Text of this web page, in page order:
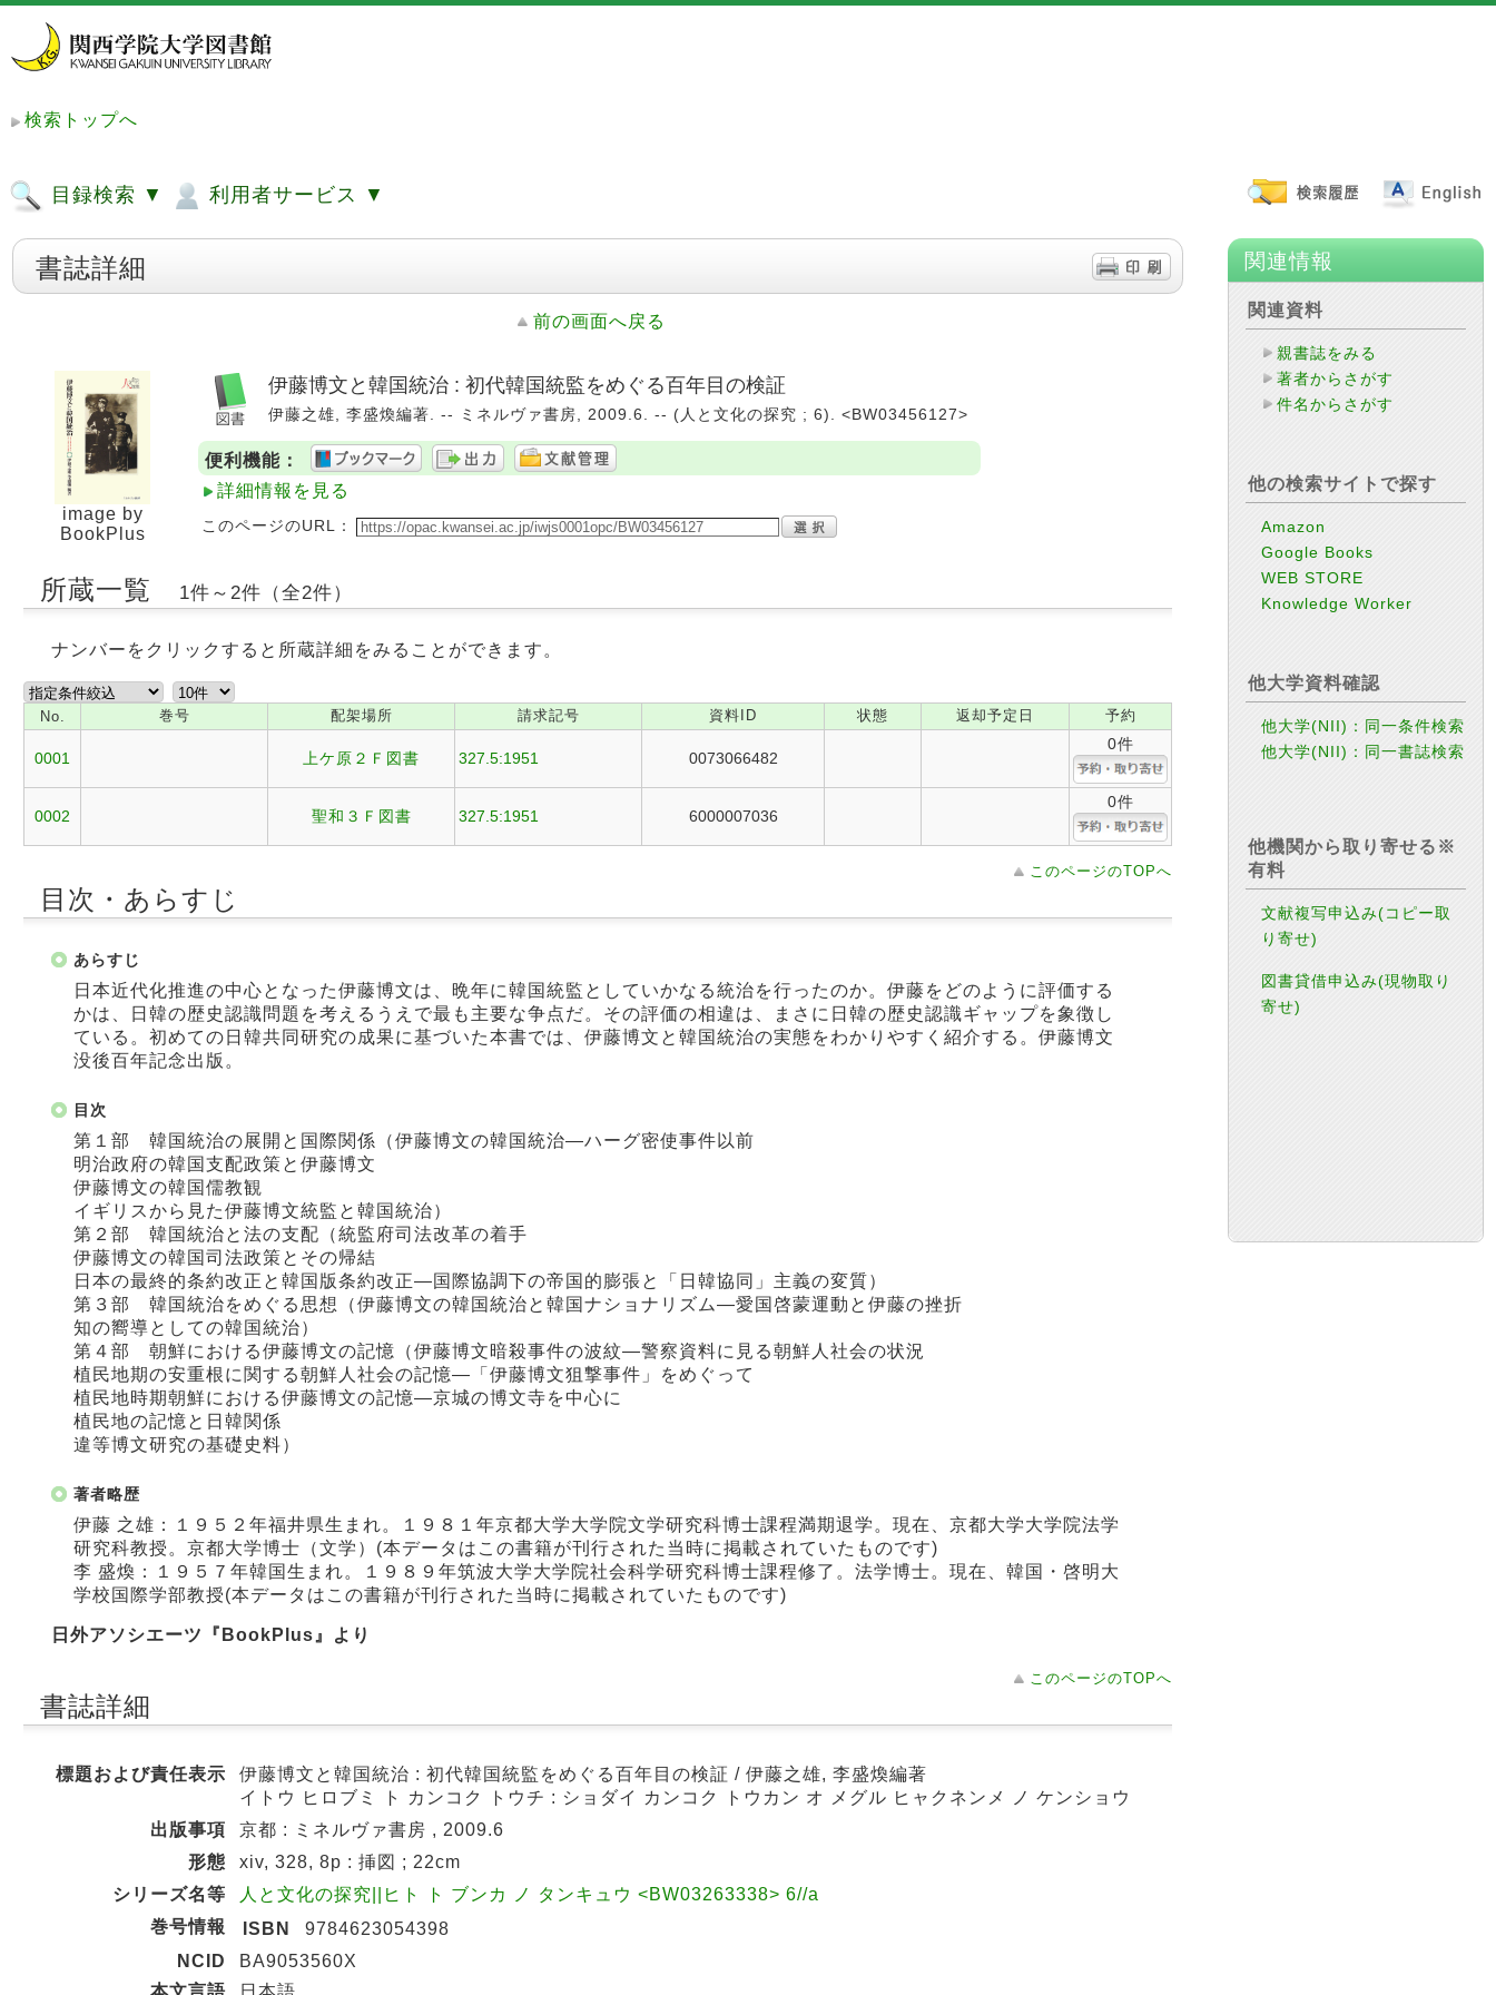
検索トップへ
目録検索 ▼ 利用者サービス ▼
書誌詳細
前の画面へ戻る
image by
BookPlus
伊藤博文と韓国統治 : 初代韓国統監をめぐる百年目の検証
伊藤之雄, 李盛煥編著. -- ミネルヴァ書房, 2009.6. -- (人と文化の探究 ; 6). <BW03456127>
便利機能：
詳細情報を見る
このページのURL：
所蔵一覧 1件～2件（全2件）
ナンバーをクリックすると所蔵詳細をみることができます。
No. 巻号 配架場所 請求記号 資料ID 状態 返却予定日 予約
0001 上ケ原２Ｆ図書 327.5:1951 0073066482
0件
0002 聖和３Ｆ図書 327.5:1951 6000007036
0件
このページのTOPへ
目次・あらすじ
あらすじ
日本近代化推進の中心となった伊藤博文は、晩年に韓国統監としていかなる統治を行ったのか。伊藤をどのように評価する
かは、日韓の歴史認識問題を考えるうえで最も主要な争点だ。その評価の相違は、まさに日韓の歴史認識ギャップを象徴し
ている。初めての日韓共同研究の成果に基づいた本書では、伊藤博文と韓国統治の実態をわかりやすく紹介する。伊藤博文
没後百年記念出版。
目次
第１部 韓国統治の展開と国際関係（伊藤博文の韓国統治―ハーグ密使事件以前
明治政府の韓国支配政策と伊藤博文
伊藤博文の韓国儒教観
イギリスから見た伊藤博文統監と韓国統治）
第２部 韓国統治と法の支配（統監府司法改革の着手
伊藤博文の韓国司法政策とその帰結
日本の最終的条約改正と韓国版条約改正―国際協調下の帝国的膨張と「日韓協同」主義の変質）
第３部 韓国統治をめぐる思想（伊藤博文の韓国統治と韓国ナショナリズム―愛国啓蒙運動と伊藤の挫折
知の嚮導としての韓国統治）
第４部 朝鮮における伊藤博文の記憶（伊藤博文暗殺事件の波紋―警察資料に見る朝鮮人社会の状況
植民地期の安重根に関する朝鮮人社会の記憶―「伊藤博文狙撃事件」をめぐって
植民地時期朝鮮における伊藤博文の記憶―京城の博文寺を中心に
植民地の記憶と日韓関係
違等博文研究の基礎史料）
著者略歴
伊藤 之雄：１９５２年福井県生まれ。１９８１年京都大学大学院文学研究科博士課程満期退学。現在、京都大学大学院法学
研究科教授。京都大学博士（文学）(本データはこの書籍が刊行された当時に掲載されていたものです)
李 盛煥：１９５７年韓国生まれ。１９８９年筑波大学大学院社会科学研究科博士課程修了。法学博士。現在、韓国・啓明大
学校国際学部教授(本データはこの書籍が刊行された当時に掲載されていたものです)
日外アソシエーツ『BookPlus』より
このページのTOPへ
書誌詳細
標題および責任表示
伊藤博文と韓国統治 : 初代韓国統監をめぐる百年目の検証 / 伊藤之雄, 李盛煥編著
イトウ ヒロブミ ト カンコク トウチ : ショダイ カンコク トウカン オ メグル ヒャクネンメ ノ ケンショウ
出版事項
京都 : ミネルヴァ書房 , 2009.6
形態
xiv, 328, 8p : 挿図 ; 22cm
シリーズ名等
人と文化の探究||ヒト ト ブンカ ノ タンキュウ <BW03263338> 6//a
巻号情報
ISBN
9784623054398
NCID
BA9053560X
本文言語
日本語
関連情報
関連資料
親書誌をみる
著者からさがす
件名からさがす
他の検索サイトで探す
Amazon
Google Books
WEB STORE
Knowledge Worker
他大学資料確認
他大学(NII)：同一条件検索
他大学(NII)：同一書誌検索
他機関から取り寄せる※
有料
文献複写申込み(コピー取
り寄せ)
図書貸借申込み(現物取り
寄せ)